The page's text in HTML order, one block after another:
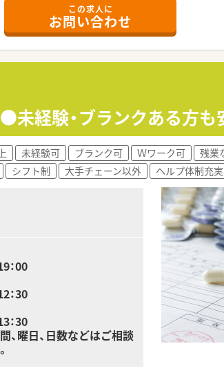
。
います。
ることや
ます！
この求人に
お問い合わせ
経験・ブランクある方も
未経験可 ブランク可 Ｗワーク可 残業
シフト制 大手チェーン以外 ヘルプ体制充実
：00
：30
：30
、曜日、日数などはご相談